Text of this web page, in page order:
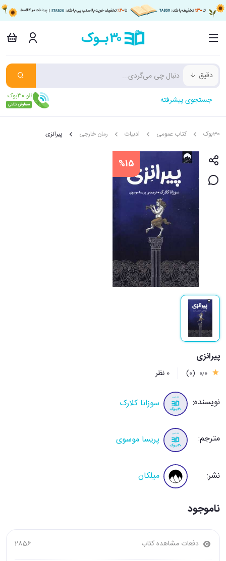
دقیق
جستجوی پیشرفته
30بوک کتاب عمومی ادبیات رمان خارجی پیرانزی
%15
پیرانزی
0٫0 (0) 0 نظر
نویسنده: سوزانا کلارک
مترجم: پریسا موسوی
نشر: میلکان
ناموجود
دفعات مشاهده کتاب 2856